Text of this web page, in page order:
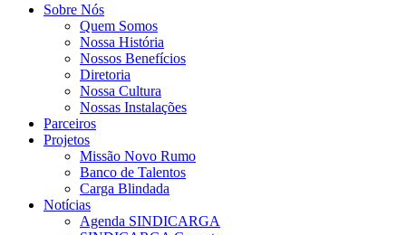
Sobre Nós
Quem Somos
Nossa História
Nossos Benefícios
Diretoria
Nossa Cultura
Nossas Instalações
Parceiros
Projetos
Missão Novo Rumo
Banco de Talentos
Carga Blindada
Notícias
Agenda SINDICARGA